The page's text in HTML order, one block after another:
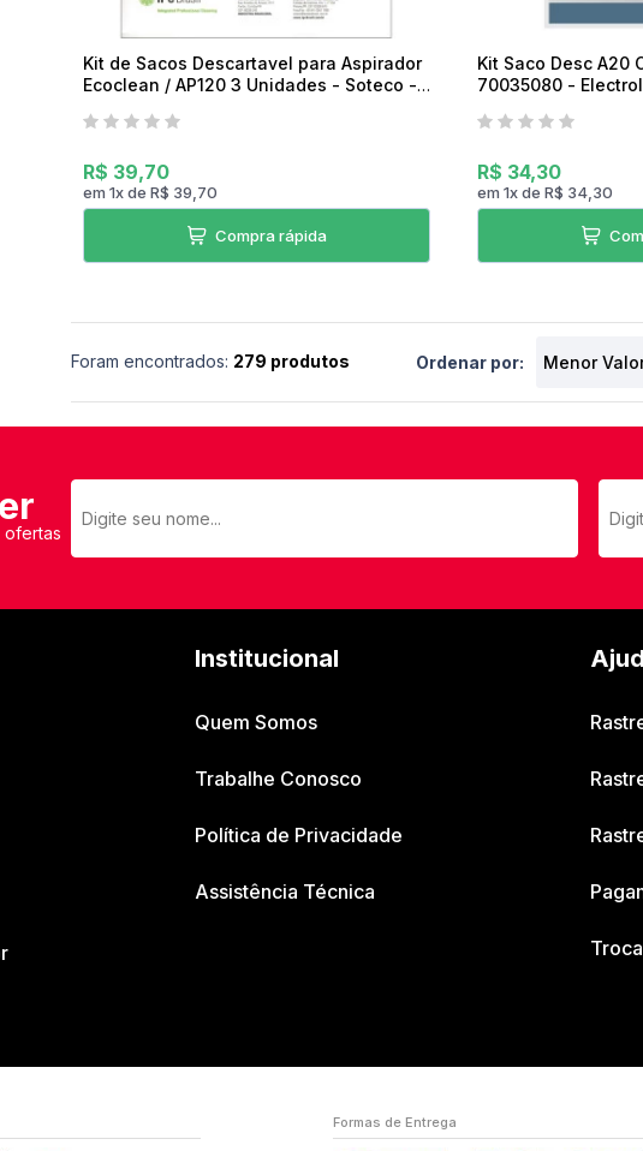
Kit de Sacos Descartavel para Aspirador
Ecoclean / AP120 3 Unidades - Soteco -
R$ 39,70
em 1xde R$ 39,70
Compra rápida
Kit Saco Desc A20
70035080 -
R$ 34,30
em 1xde R$ 34,30
Foram encontrados: 279 produtos Ordenar por:
ofertas
Institucional
Quem Somos
Trabalhe Conosco
Política de Privacidade
Assistência Técnica
Formas de Entrega